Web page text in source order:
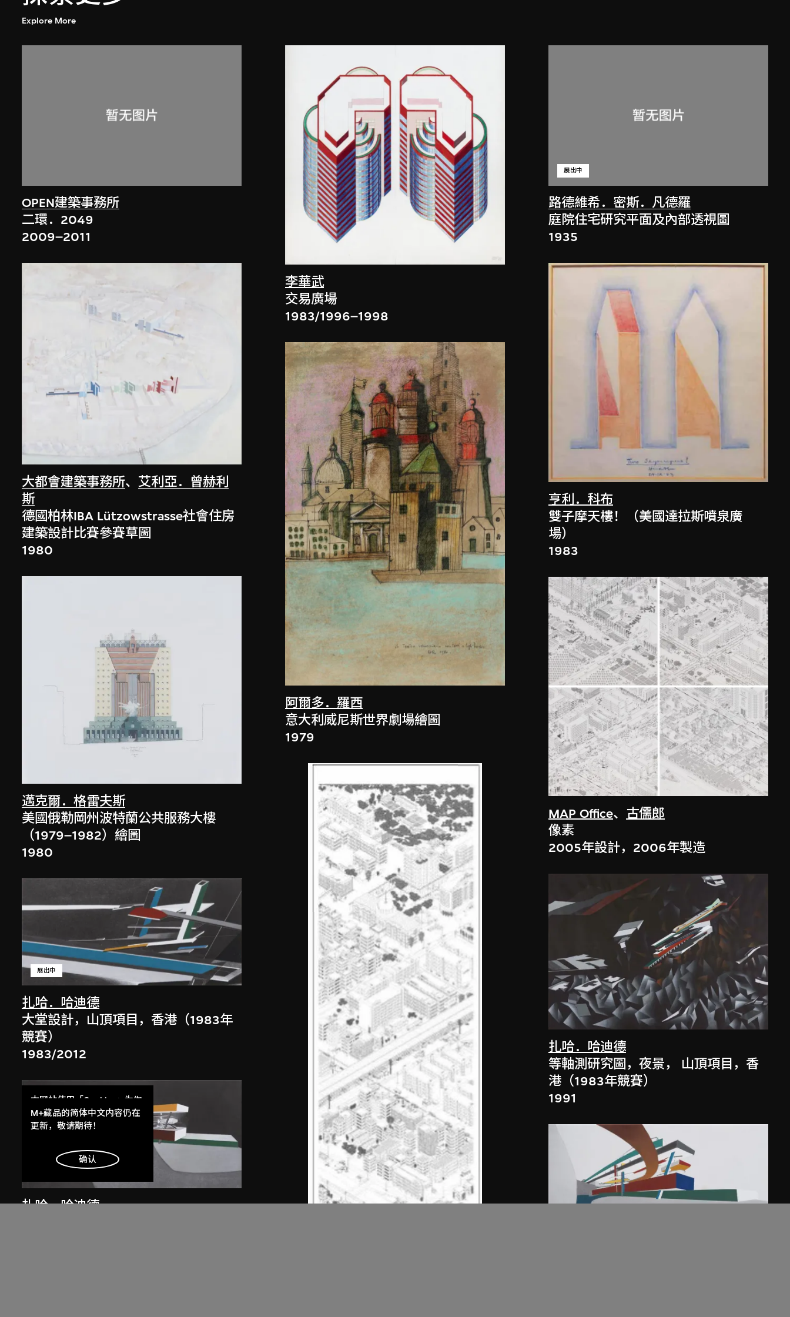
Explore More
OPEN建築事務所
二環．2049
2009–2011
大都會建築事務所、艾利亞．曾赫利
斯
德國柏林IBA Lützowstrasse社會住房
建築設計比賽參賽草圖
1980
邁克爾．格雷夫斯
美國俄勒岡州波特蘭公共服務大樓
（1979–1982）繪圖
1980
扎哈．哈迪德
展出中
大堂設計，山頂項目，香港（1983年
競賽）
1983/2012
扎哈．哈迪德
李華武
交易廣場
1983/1996–1998
阿爾多．羅西
意大利威尼斯世界劇場繪圖
1979
路德維希．密斯．凡德羅
展出中
庭院住宅研究平面及內部透視圖
1935
亨利．科布
雙子摩天樓！（美國達拉斯噴泉廣
場）
1983
MAP Office、 古儒郎
像素
2005年設計，2006年製造
扎哈．哈迪德
等軸測研究圖，夜景， 山頂項目，香
港（1983年競賽）
1991
本网站使用「Cookies」为你
提供最好的网站体验。
了解更多
明白
M+藏品的简体中文内容仍在
更新，敬请期待！
确认